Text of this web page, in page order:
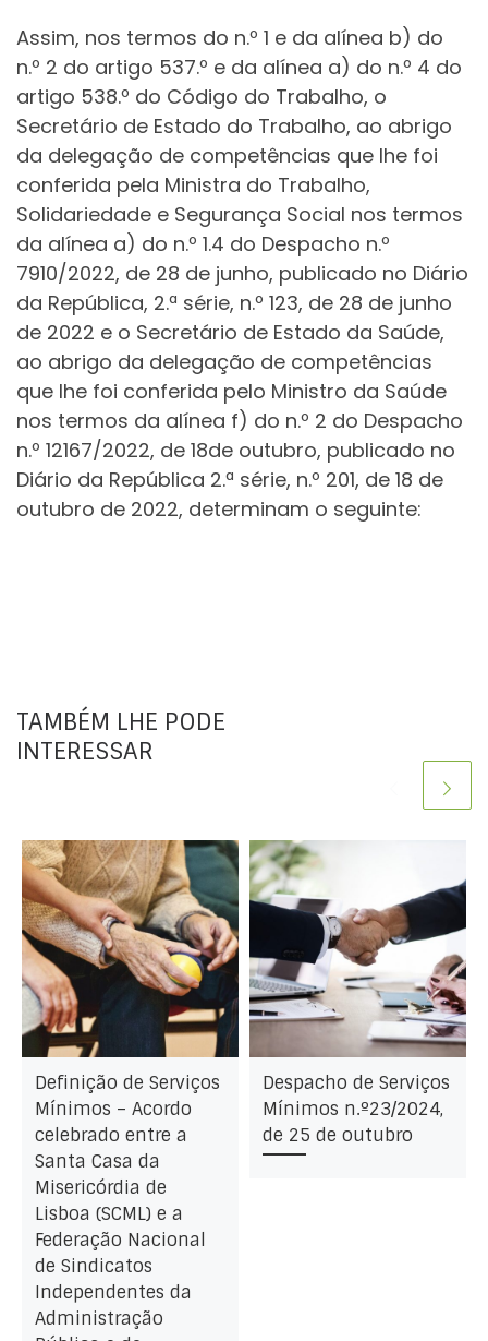
Assim, nos termos do n.º 1 e da alínea b) do
n.º 2 do artigo 537.º e da alínea a) do n.º 4 do
artigo 538.º do Código do Trabalho, o
Secretário de Estado do Trabalho, ao abrigo
da delegação de competências que lhe foi
conferida pela Ministra do Trabalho,
Solidariedade e Segurança Social nos termos
da alínea a) do n.º 1.4 do Despacho n.º
7910/2022, de 28 de junho, publicado no Diário
da República, 2.ª série, n.º 123, de 28 de junho
de 2022 e o Secretário de Estado da Saúde,
ao abrigo da delegação de competências
que lhe foi conferida pelo Ministro da Saúde
nos termos da alínea f) do n.º 2 do Despacho
n.º 12167/2022, de 18de outubro, publicado no
Diário da República 2.ª série, n.º 201, de 18 de
outubro de 2022, determinam o seguinte:
TAMBÉM LHE PODE
INTERESSAR
Definição de Serviços
Mínimos – Acordo
celebrado entre a
Santa Casa da
Misericórdia de
Lisboa (SCML) e a
Federação Nacional
de Sindicatos
Independentes da
Administração
Despacho de Serviços
Mínimos n.º23/2024,
de 25 de outubro